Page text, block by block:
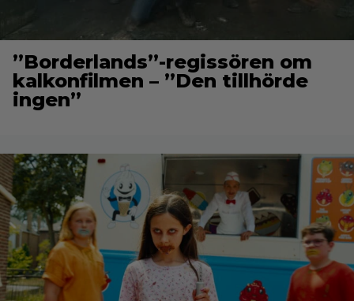
”Borderlands”-regissören om
kalkonfilmen – ”Den tillhörde
ingen”